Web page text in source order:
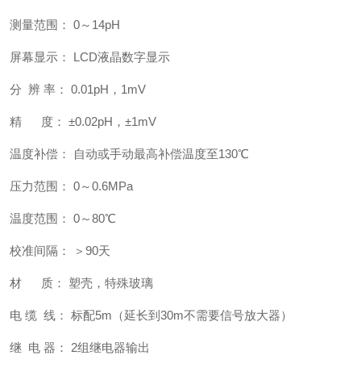
测量范围： 0～14pH
屏幕显示： LCD液晶数字显示
分 辨 率： 0.01pH，1mV
精 度： ±0.02pH，±1mV
温度补偿： 自动或手动最高补偿温度至130℃
压力范围： 0～0.6MPa
温度范围： 0～80℃
校准间隔： ＞90天
材 质： 塑壳，特殊玻璃
电 缆 线： 标配5m（延长到30m不需要信号放大器）
继 电 器： 2组继电器输出